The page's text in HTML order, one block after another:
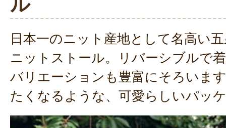
日本一のニット産地として名高い
ニットストール。リバーシブルで
バリエーションも豊富にそろいま
たくなるような、可愛らしいパッ